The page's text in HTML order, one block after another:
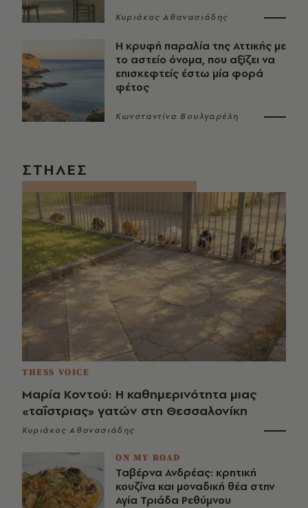
Κυριάκος Αθανασιάδης
Η κρυφή παραλία της Αττικής με
το αστείο όνομα, που αξίζει να
επισκεφτείς έστω μία φορά
φέτος
Κωνσταντίνα Βουλγαρέλη
ΣΤΗΛΕΣ
THESS VOICE
Μαρία Κοντού: Η καθημερινότητα μιας
«ταΐστριας» γατών στη Θεσσαλονίκη
Κυριάκος Αθανασιάδης
ON MY ROAD
Ταβέρνα Ανδρέας: κρητική
κουζίνα και μοναδική θέα στην
Αγία Τριάδα Ρεθύμνου